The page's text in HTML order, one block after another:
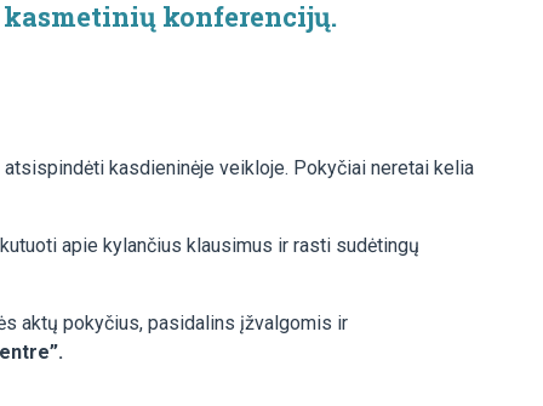
konferencijų.
kasdieninėje veikloje. Pokyčiai neretai kelia
apie kylančius klausimus ir rasti sudėtingų
aktų pokyčius, pasidalins įžvalgomis ir